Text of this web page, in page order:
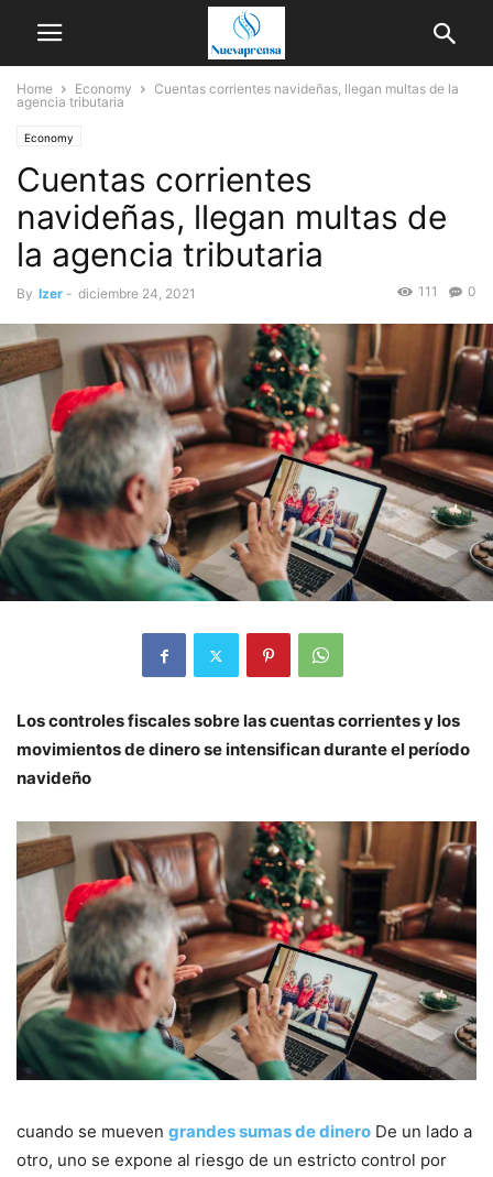
Home Economy
Cuentas corrientes navideñas, llegan multas de la
agencia tributaria
Economy
Cuentas corrientes
navideñas, llegan multas de
la agencia tributaria
By Izer - diciembre 24, 2021 0
111
Los controles fiscales sobre las cuentas corrientes y los
movimientos de dinero se intensifican durante el período
navideño
cuando se mueven grandes sumas de dinero De un lado a
otro, uno se expone al riesgo de un estricto control por